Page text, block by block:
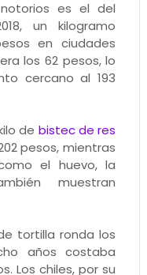
es el del
un kilogramo
en ciudades
los 62 pesos, lo
cercano al 193
de bistec de res
pesos, mientras
el huevo, la
muestran
tortilla ronda los
años costaba
Los chiles, por su